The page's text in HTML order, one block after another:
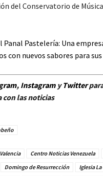
del Conservatorio de
Panal Pastelería: Una
con nuevos sabores para
, InstagramyTwitter
las noticias
Centro Noticias Venezuela
Domingo de Resurrección
Iglesia